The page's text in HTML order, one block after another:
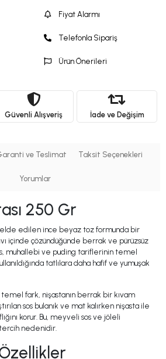
Fiyat Alarmı
Telefonla Sipariş
Ürün Önerileri
Güvenli Alışveriş İade ve Değişim
ve Teslimat Taksit Seçenekleri
Yorumlar
250 Gr
elde edilen ince beyaz toz formunda bir
sıvı içinde çözündüğünde berrak ve pürüzsüz
muhallebi ve puding tariflerinin temel
tatlılara daha hafif ve yumuşak
temel fark, nişastanın berrak bir kıvam
sos bulanık ve mat kalırken nişasta ile
korur. Bu, meyveli sos ve jöleli
nedenidir.